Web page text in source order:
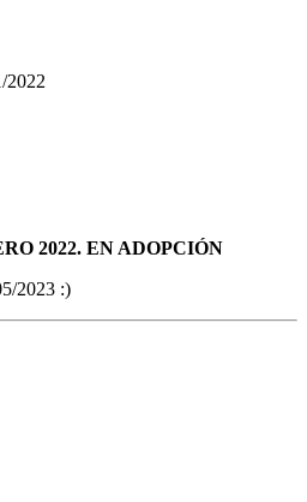
2022
2022. EN ADOPCIÓN
2023 :)